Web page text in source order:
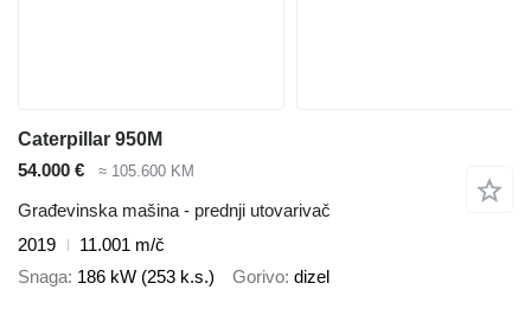
Caterpillar 950M
54.000 €
≈ 105.600 KM
Građevinska mašina - prednji utovarivač
2019
11.001 m/č
Snaga 186 kW (253 k.s.) Gorivo dizel